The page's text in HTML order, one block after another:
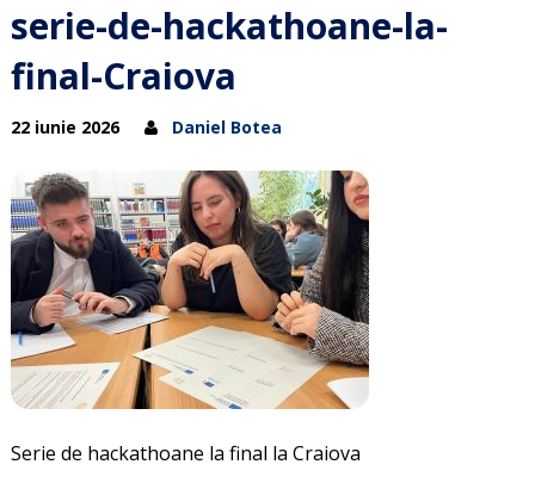
serie-de-hackathoane-la-
final-Craiova
22 iunie 2026 Daniel Botea
Serie de hackathoane la final la Craiova